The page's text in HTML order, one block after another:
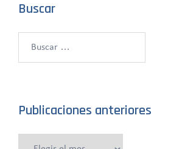
Buscar
Publicaciones anteriores